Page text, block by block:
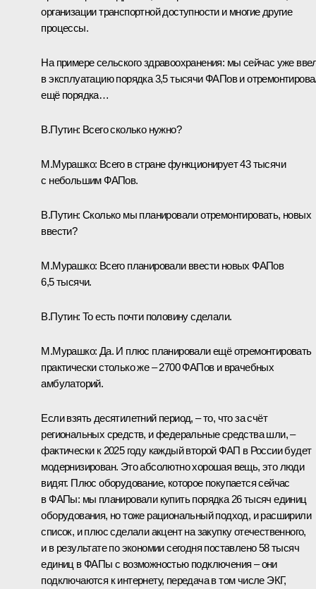
организации транспортной доступности и многие другие
процессы.
На примере сельского здравоохранения: мы сейчас уже
в эксплуатацию порядка 3,5 тысячи ФАПов и
ещё порядка…
В.Путин: Всего сколько нужно?
М.Мурашко: Всего в стране функционирует 43 тысячи
с небольшим ФАПов.
В.Путин: Сколько мы планировали отремонтировать, новых
ввести?
М.Мурашко: Всего планировали ввести новых ФАПов
6,5 тысячи.
В.Путин: То есть почти половину сделали.
М.Мурашко: Да. И плюс планировали ещё отремонтировать
практически столько же – 2700 ФАПов и врачебных
амбулаторий.
Если взять десятилетний период, – то, что за счёт
региональных средств, и федеральные средства шли, –
фактически к 2025 году каждый второй ФАП в России будет
модернизирован. Это абсолютно хорошая вещь, это люди
видят. Плюс оборудование, которое покупается сейчас
в ФАПы: мы планировали купить порядка 26 тысяч единиц
оборудования, но тоже рациональный подход, и расширили
список, и плюс сделали акцент на закупку отечественного,
и в результате по экономии сегодня поставлено 58 тысяч
единиц в ФАПы с возможностью подключения – они
подключаются к интернету, передача в том числе ЭКГ,